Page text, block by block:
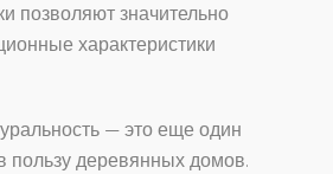
позволяют значительно
характеристики
— это еще один
деревянных домов.